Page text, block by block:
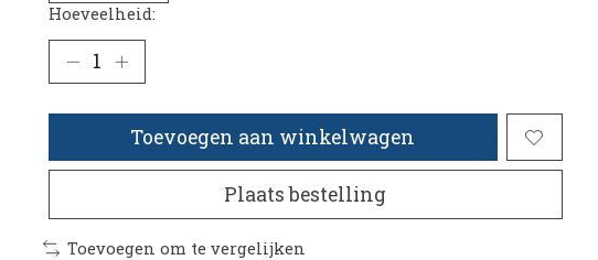
Hoeveelheid:
Toevoegen aan winkelwagen
Plaats bestelling
Toevoegen om te vergelijken